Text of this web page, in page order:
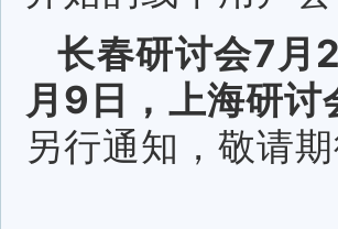
长春研讨会7月
月9日，上海研讨
另行通知，敬请期